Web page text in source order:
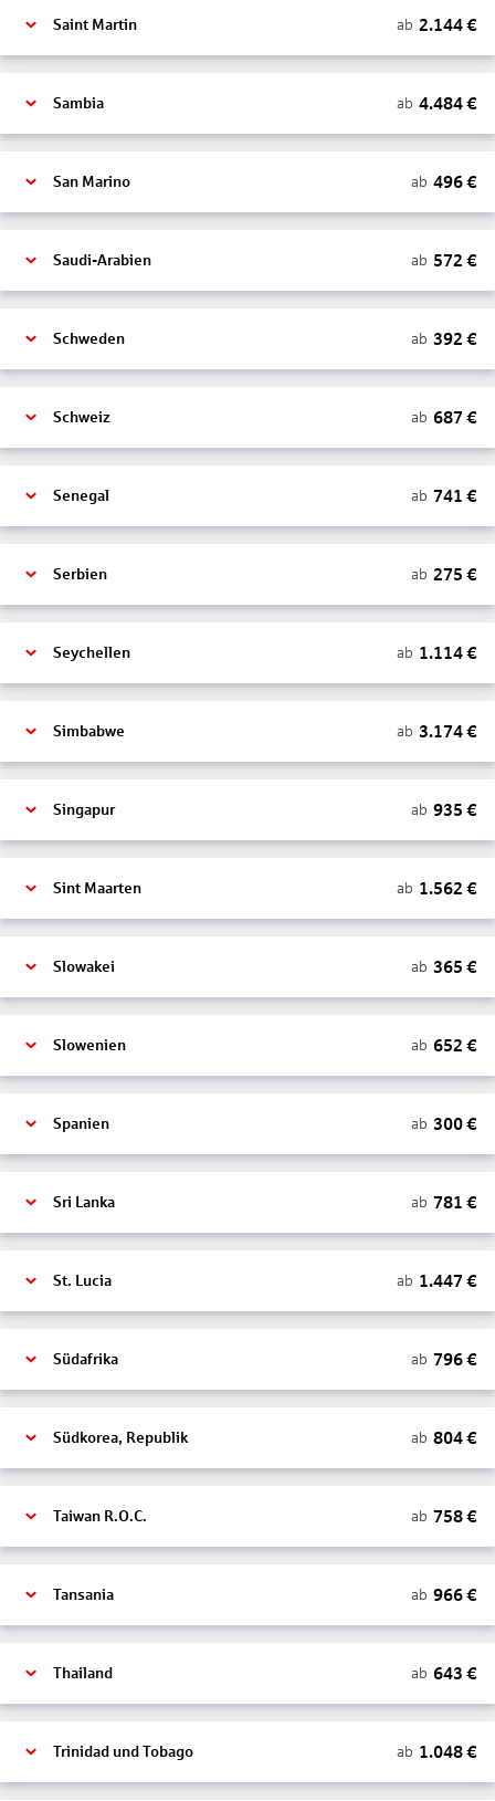
Saint Martin ab 2.144€
Sambia ab 4.484€
San Marino ab 496€
Saudi-Arabien ab 572 €
Schweden ab 392 €
Schweiz ab 687 €
Senegal ab 741 €
Serbien ab 275 €
Seychellen ab 1.114€
Simbabwe ab 3.174€
Singapur ab 935 €
Sint Maarten ab 1.562 €
Slowakei ab 365 €
Slowenien ab 652 €
Spanien ab 300€
Sri Lanka ab 781 €
St. Lucia ab 1.447 €
Südafrika ab 796€
Südkorea, Republik ab 804€
Taiwan R.O.C. ab 758€
Tansania ab 966€
Thailand ab 643 €
Trinidad und Tobago ab 1.048€